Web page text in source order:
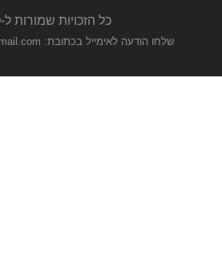
כל הזכויות שמורות ל-HTO
שלחו הודעה לאימייל בכתובת: htofashion2022@gmail.com